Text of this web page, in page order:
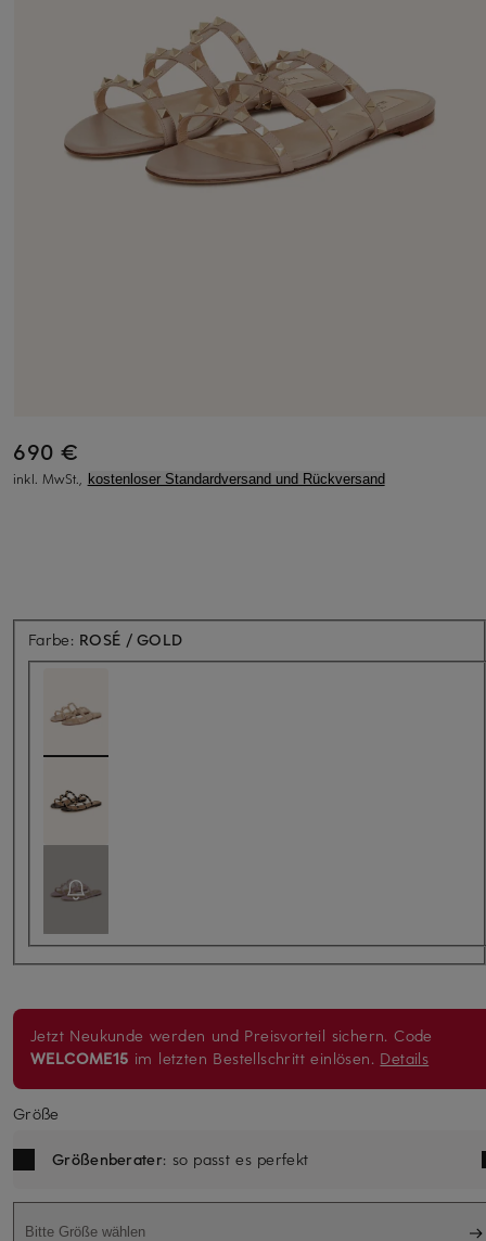
690 €
inkl. MwSt., kostenloser Standardversand und Rückversand
Farbe: ROSÉ / GOLD
Jetzt Neukunde werden und Preisvorteil sichern. Code
WELCOME15 im letzten Bestellschritt einlösen. Details
Größe
Größenberater: so passt es perfekt
Bitte Größe wählen